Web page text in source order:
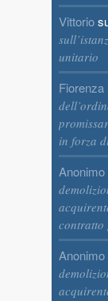
Vittorio
unitario
Fiorenza
in forza
Anonimo
contratto
Anonimo